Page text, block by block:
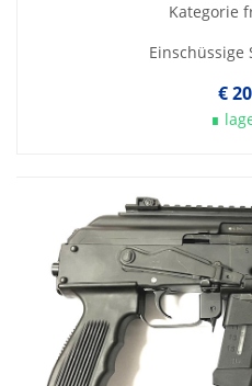
Kategorie
Einschüssige
€
∎